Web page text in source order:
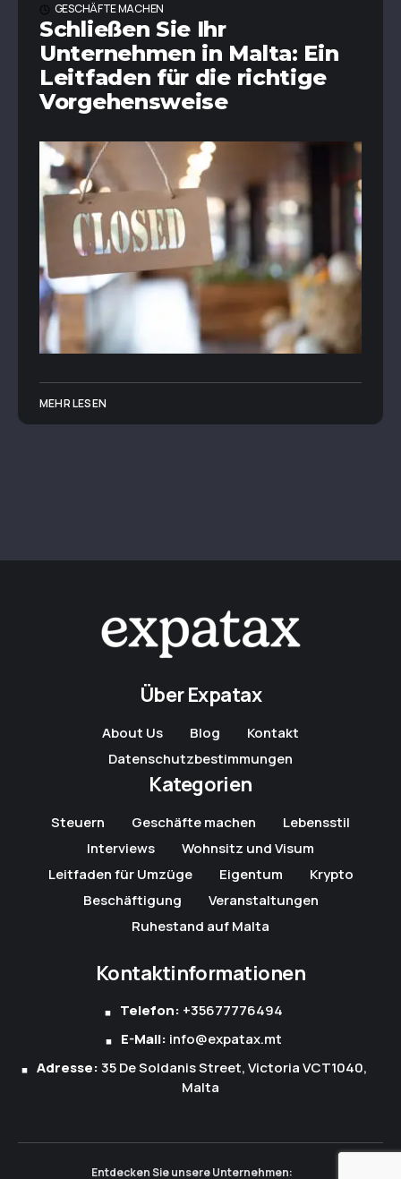
GESCHÄFTE MACHEN
Schließen Sie Ihr
Unternehmen in Malta: Ein
Leitfaden für die richtige
Vorgehensweise
MEHR LESEN
Über Expatax
About Us Blog
Kontakt
Datenschutzbestimmungen
Kategorien
Steuern Geschäfte machen
Lebensstil
Interviews
Wohnsitz und Visum
Leitfaden für Umzüge
Eigentum
Krypto
Beschäftigung
Veranstaltungen
Ruhestand auf Malta
Kontaktinformationen
Telefon: +35677776494
E-Mail: info@expatax.mt
Adresse:35 De Soldanis Street, Victoria VCT1040,
Malta
Entdecken Sie unsere Unternehmen: